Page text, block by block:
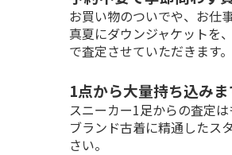
お買い物のついでや、お仕
真夏にダウンジャケットを
で査定させていただきます。
1点から大量持ち込み
スニーカー1足からの査定
ブランド古着に精通したス
さい。